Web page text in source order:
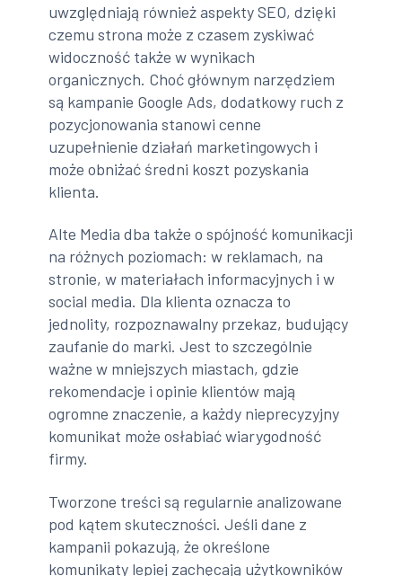
uwzględniają również aspekty SEO, dzięki
czemu strona może z czasem zyskiwać
widoczność także w wynikach
organicznych. Choć głównym narzędziem
są kampanie Google Ads, dodatkowy ruch z
pozycjonowania stanowi cenne
uzupełnienie działań marketingowych i
może obniżać średni koszt pozyskania
klienta.
Alte Media dba także o spójność komunikacji
na różnych poziomach: w reklamach, na
stronie, w materiałach informacyjnych i w
social media. Dla klienta oznacza to
jednolity, rozpoznawalny przekaz, budujący
zaufanie do marki. Jest to szczególnie
ważne w mniejszych miastach, gdzie
rekomendacje i opinie klientów mają
ogromne znaczenie, a każdy nieprecyzyjny
komunikat może osłabiać wiarygodność
firmy.
Tworzone treści są regularnie analizowane
pod kątem skuteczności. Jeśli dane z
kampanii pokazują, że określone
komunikaty lepiej zachęcają użytkowników